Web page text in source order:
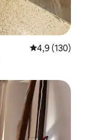
Note
4,9 (130)